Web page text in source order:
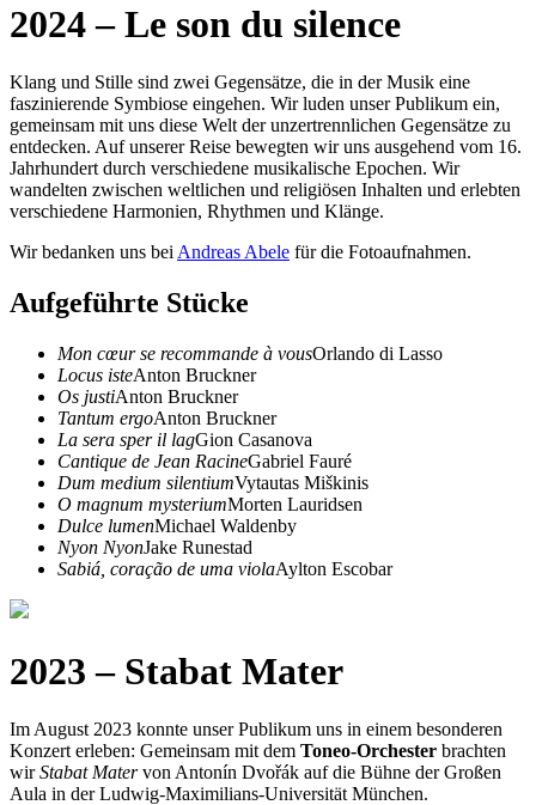
2024 – Le son du silence
Klang und Stille sind zwei Gegensätze, die in der Musik eine
faszinierende Symbiose eingehen. Wir luden unser Publikum ein,
gemeinsam mit uns diese Welt der unzertrennlichen Gegensätze zu
entdecken. Auf unserer Reise bewegten wir uns ausgehend vom 16.
Jahrhundert durch verschiedene musikalische Epochen. Wir
wandelten zwischen weltlichen und religiösen Inhalten und erlebten
verschiedene Harmonien, Rhythmen und Klänge.
Wir bedanken uns bei Andreas Abele für die Fotoaufnahmen.
Aufgeführte Stücke
Mon cœur se recommande à vousOrlando di Lasso
Locus isteAnton Bruckner
Os justiAnton Bruckner
Tantum ergoAnton Bruckner
La sera sper il lagGion Casanova
Cantique de Jean RacineGabriel Fauré
Dum medium silentiumVytautas Miškinis
O magnum mysteriumMorten Lauridsen
Dulce lumenMichael Waldenby
Nyon NyonJake Runestad
Sabiá, coração de uma violaAylton Escobar
2023 – Stabat Mater
Im August 2023 konnte unser Publikum uns in einem besonderen
Konzert erleben: Gemeinsam mit dem Toneo-Orchester brachten
wirStabat Matervon Antonín Dvořák auf die Bühne der Großen
Aula in der Ludwig-Maximilians-Universität München.